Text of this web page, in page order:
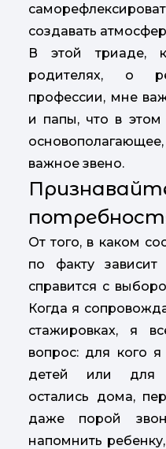
создавать
В этой триаде,
родителях, о
профессии, мне
и папы, что в
важное звено.
От того, в каком
по факту
справится с
Когда я
стажировках, я
вопрос: для кого
детей или для
остались дома,
даже порой
напомнить